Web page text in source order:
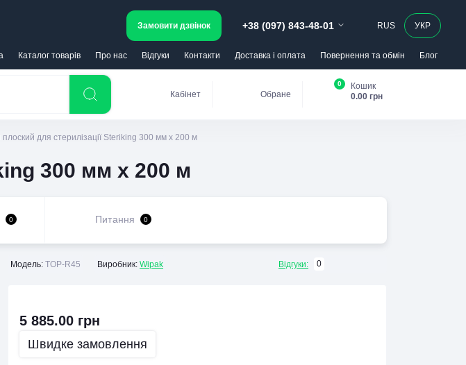
Замовити дзвінок +38 (097) 843-48-01 RUS УКР
Каталог товарів Про нас Відгуки Контакти Доставка і оплата Повернення та обмін Блог
Кабінет Обране
Кошик
0.00 грн
0
плоский для стерилізації Steriking 300 мм х 200 м
300 мм х 200 м
0 Питання 0
Модель: TOP-R45 Виробник: Wipak Відгуки: 0
5 885.00 грн
Швидке замовлення